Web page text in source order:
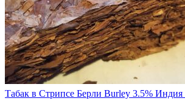
Табак в Стрипсе Берли Burley 3.5% Индия